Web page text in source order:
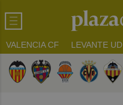
VALENCIA CF LEVANTE UD